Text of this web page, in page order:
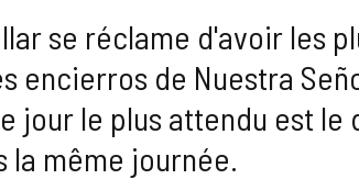
se réclame d'avoir les
encierros de Nuestra
jour le plus attendu est
la même journée.